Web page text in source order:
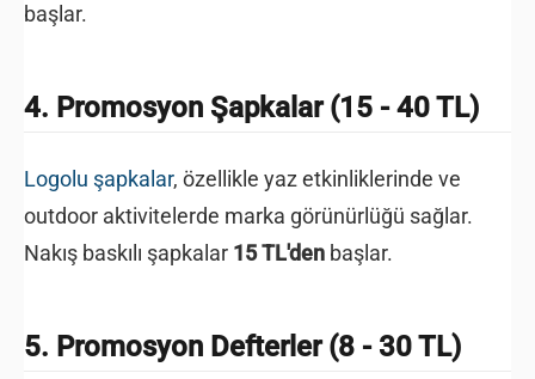
başlar.
4. Promosyon Şapkalar (15 - 40 TL)
Logolu şapkalar, özellikle yaz etkinliklerinde ve
outdoor aktivitelerde marka görünürlüğü sağlar.
Nakış baskılı şapkalar 15 TL'den başlar.
5. Promosyon Defterler (8 - 30 TL)